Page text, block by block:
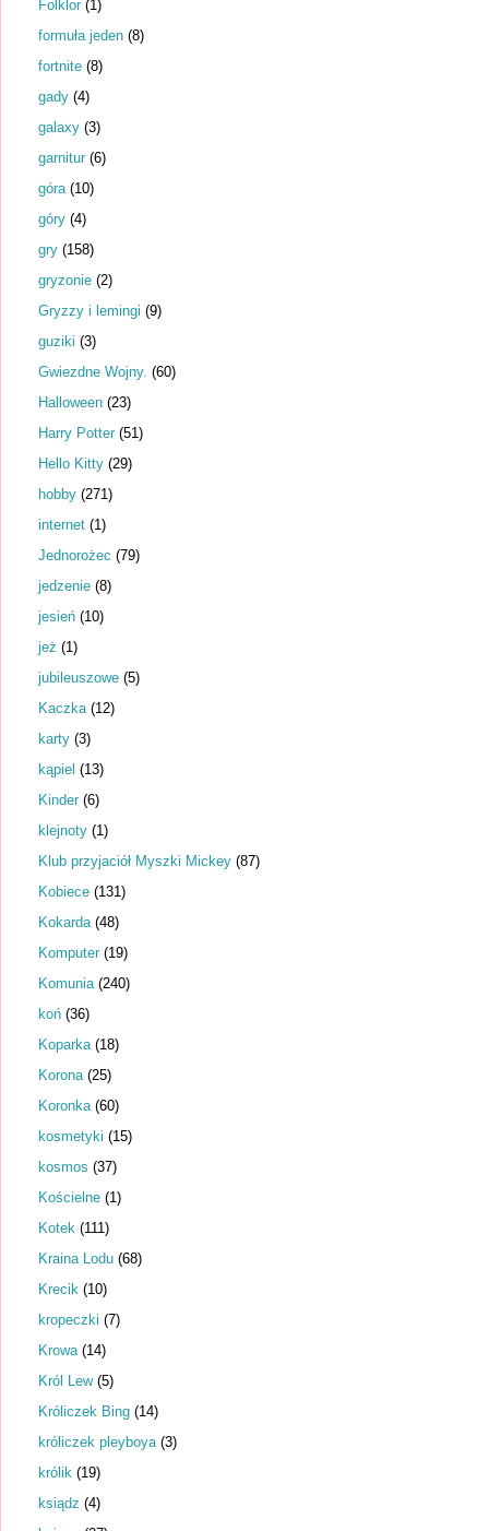
Folklor (1)
formuła jeden (8)
fortnite (8)
gady (4)
galaxy (3)
garnitur (6)
góra (10)
góry (4)
gry (158)
gryzonie (2)
Gryzzy i lemingi (9)
guziki (3)
Gwiezdne Wojny. (60)
Halloween (23)
Harry Potter (51)
Hello Kitty (29)
hobby (271)
internet (1)
Jednorożec (79)
jedzenie (8)
jesień (10)
jeż (1)
jubileuszowe (5)
Kaczka (12)
karty (3)
kąpiel (13)
Kinder (6)
klejnoty (1)
Klub przyjaciół Myszki Mickey (87)
Kobiece (131)
Kokarda (48)
Komputer (19)
Komunia (240)
koń (36)
Koparka (18)
Korona (25)
Koronka (60)
kosmetyki (15)
kosmos (37)
Kościelne (1)
Kotek (111)
Kraina Lodu (68)
Krecik (10)
kropeczki (7)
Krowa (14)
Król Lew (5)
Króliczek Bing (14)
króliczek pleyboya (3)
królik (19)
ksiądz (4)